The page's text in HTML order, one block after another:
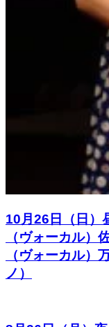
10月26日（日）
（ヴォーカル）
（ヴォーカル）
ノ）